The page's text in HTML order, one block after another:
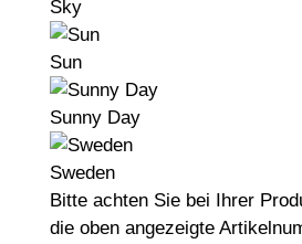
Sky
Sun
Sunny Day
Sweden
Bitte achten Sie bei Ihrer
die oben angezeigte